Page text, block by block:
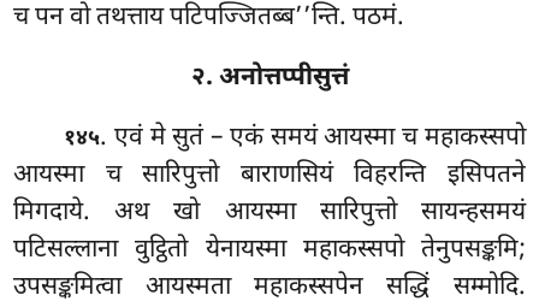
च पन वो तथत्ताय पटिपज्जितब्ब’’न्ति. पठमं.
२. अनोत्तप्पीसुत्तं
१४५. एवं मे सुतं – एकं समयं आयस्मा च महाकस्सपो
आयस्मा च सारिपुत्तो बाराणसियं विहरन्ति इसिपतने
मिगदाये. अथखो आयस्मा सारिपुत्तो सायन्हसमयं
पटिसल्लाना वुट्ठितो येनायस्मा महाकस्सपो तेनुपसङ्कमि;
उपसङ्कमित्वा आयस्मता महाकस्सपेन सद्धिं सम्मोदि.